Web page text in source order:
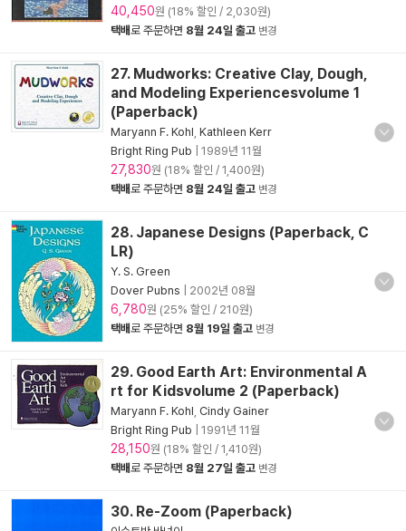
40,450원 (18% 할인 / 2,030원)
택배로 주문하면 8월 24일 출고 변경
27. Mudworks: Creative Clay, Dough,
and Modeling Experiencesvolume 1
(Paperback)
Maryann F. Kohl Kathleen Kerr
Bright Ring Pub
1989년 11월
27,830원 (18% 할인 / 1,400원)
택배로 주문하면 8월 24일 출고 변경
28. Japanese Designs (Paperback, C
LR)
Y. S. Green
Dover Pubns
2002년 08월
6,780원 (25% 할인 / 210원)
택배로 주문하면 8월 19일 출고 변경
29. Good Earth Art: Environmental A
rt for Kidsvolume 2 (Paperback)
Maryann F. Kohl Cindy Gainer
Bright Ring Pub
1991년 11월
28,150원 (18% 할인 / 1,410원)
택배로 주문하면 8월 27일 출고 변경
30. Re-Zoom (Paperback)